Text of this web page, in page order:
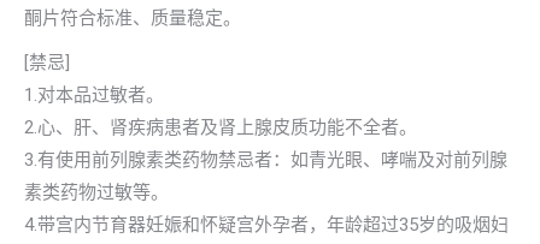
酮片符合标准、质量稳定。
[禁忌]
1.对本品过敏者。
2.心、肝、肾疾病患者及肾上腺皮质功能不全者。
3.有使用前列腺素类药物禁忌者：如青光眼、哮喘及对前列腺
素类药物过敏等。
4.带宫内节育器妊娠和怀疑宫外孕者，年龄超过35岁的吸烟妇